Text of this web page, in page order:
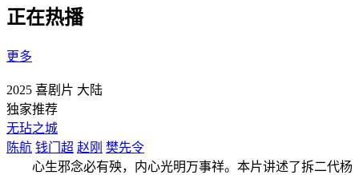
正在热播
更多
2025 喜剧片 大陆
独家推荐
无玷之城
陈航 钱门超 赵刚 樊先令
心生邪念必有殃，内心光明万事祥。本片讲述了拆二代杨